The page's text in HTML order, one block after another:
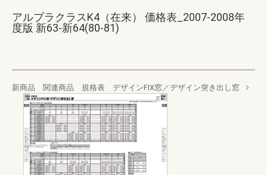
アルプラクラスK4（在来） 価格表_2007-2008年
度版 新63-新64(80-81)
新商品 関連商品 規格表 デザインFIX窓／デザイン突き出し窓